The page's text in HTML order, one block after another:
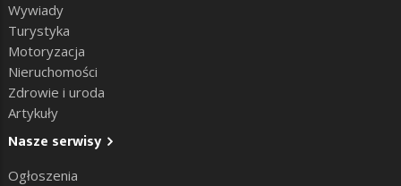
Wywiady
Turystyka
Motoryzacja
Nieruchomości
Zdrowie i uroda
Artykuły
Nasze serwisy
Ogłoszenia